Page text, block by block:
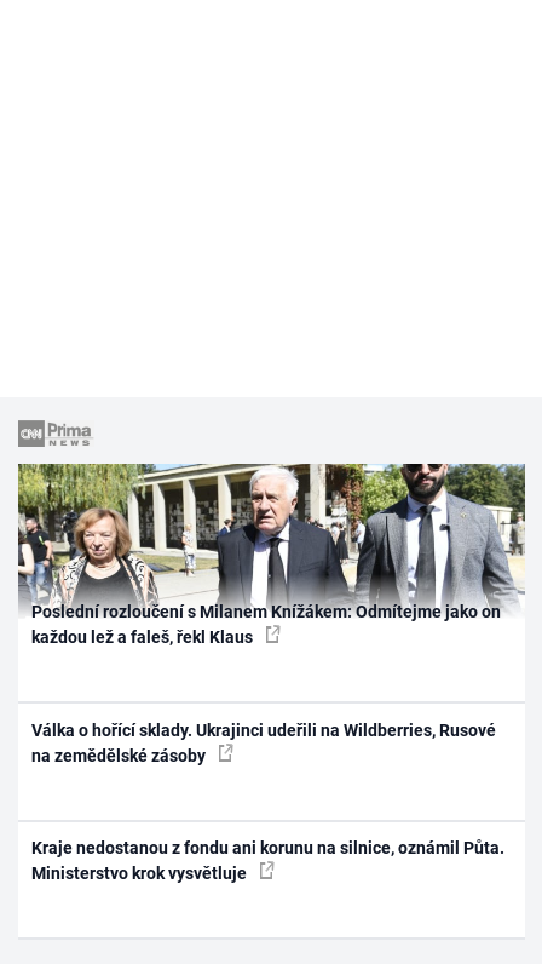
Poslední rozloučení s Milanem Knížákem: Odmítejme jako on
každou lež a faleš, řekl Klaus
Válka o hořící sklady. Ukrajinci udeřili na Wildberries, Rusové
na zemědělské zásoby
Kraje nedostanou z fondu ani korunu na silnice, oznámil Půta.
Ministerstvo krok vysvětluje